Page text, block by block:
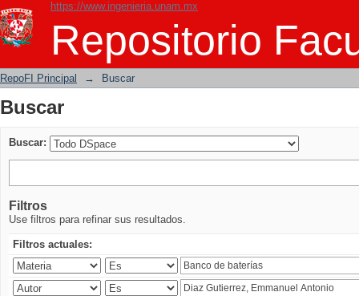
https://www.ingenieria.unam.mx
Repositorio
Buscar
RepoFI Principal → Buscar
Buscar
Buscar:
Filtros
Use filtros para refinar sus resultados.
Filtros actuales: